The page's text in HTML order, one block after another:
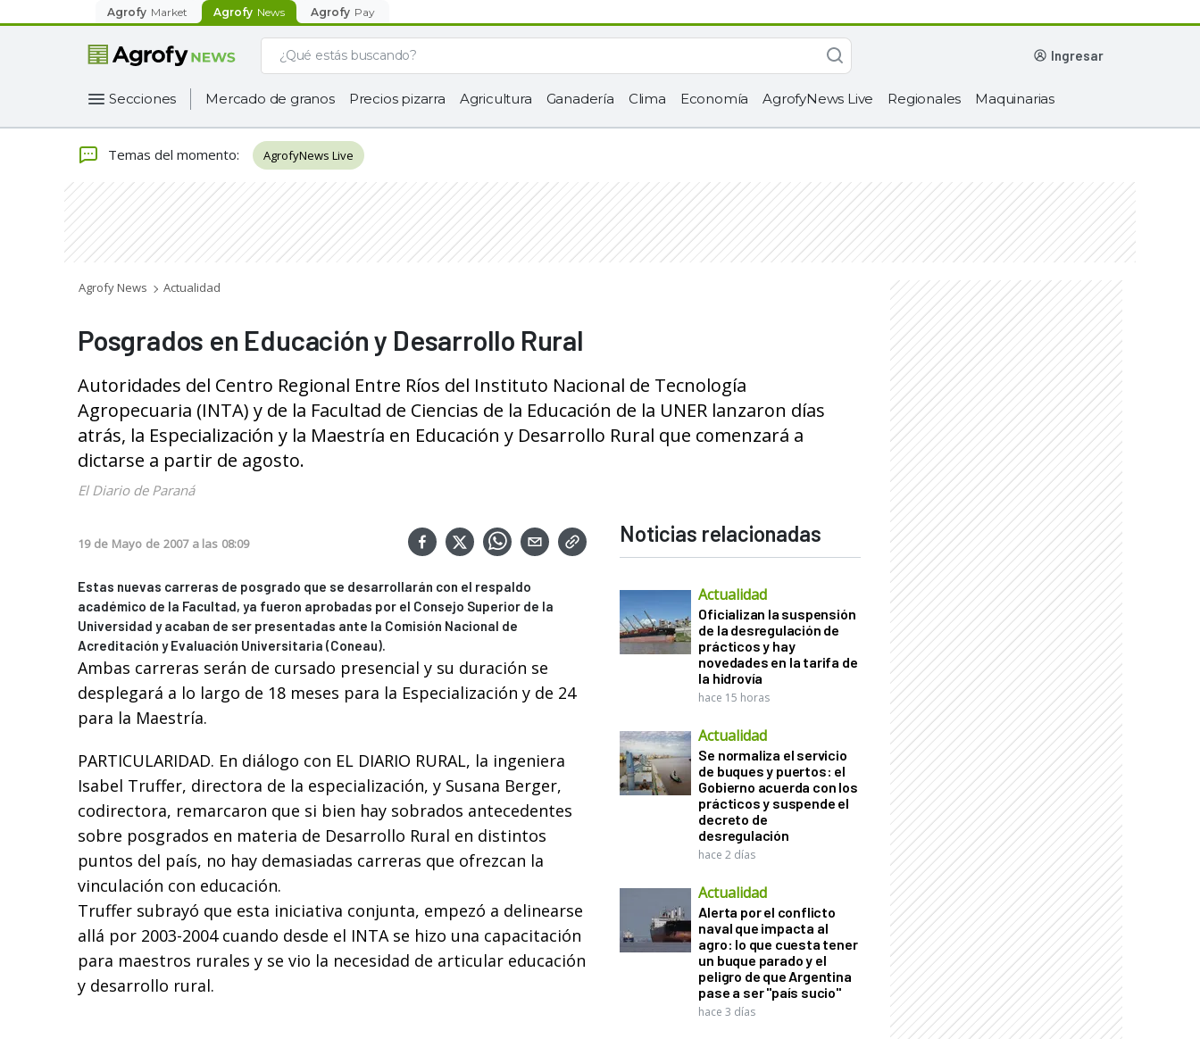
Agrofy Market Agrofy News Agrofy Pay
ingresar
Secciones Mercado de granos Precios pizarra Agricultura Ganadería Clima Economía AgrofyNews Live Regionales Maquinarias
Temas del momento: AgrofyNews Live
Agrofy News Actualidad
Posgrados en Educación y Desarrollo Rural
Autoridades del Centro Regional Entre Ríos del Instituto Nacional de Tecnología
Agropecuaria (INTA) y de la Facultad de Ciencias de la Educación de la UNER lanzaron días
atrás, la Especialización y la Maestría en Educación y Desarrollo Rural que comenzará a
dictarse a partir de agosto.
El Diario de Paraná
19 de Mayo de 2007 a las 08:09
Estas nuevas carreras de posgrado que se desarrollarán con el respaldo
académico de la Facultad, ya fueron aprobadas por el Consejo Superior de la
Universidad y acaban de ser presentadas ante la Comisión Nacional de
Acreditación y Evaluación Universitaria (Coneau).
Ambas carreras serán de cursado presencial y su duración se
desplegará a lo largo de 18 meses para la Especialización y de 24
para la Maestría.
PARTICULARIDAD. En diálogo con EL DIARIO RURAL, la ingeniera
Isabel Truffer, directora de la especialización, y Susana Berger,
codirectora, remarcaron que si bien hay sobrados antecedentes
sobre posgrados en materia de Desarrollo Rural en distintos
puntos del país, no hay demasiadas carreras que ofrezcan la
vinculación con educación.
Truffer subrayó que esta iniciativa conjunta, empezó a delinearse
allá por 2003-2004 cuando desde el INTA se hizo una capacitación
para maestros rurales y se vio la necesidad de articular educación
y desarrollo rural.
Noticias relacionadas
Actualidad
Oficializan la suspensión
de la desregulación de
prácticos y hay
novedades en la tarifa de
la hidrovía
hace 15 horas
Actualidad
Se normaliza el servicio
de buques y puertos: el
Gobierno acuerda con los
prácticos y suspende el
decreto de
desregulación
hace 2 días
Actualidad
Alerta por el conflicto
naval que impacta al
agro: lo que cuesta tener
un buque parado y el
peligro de que Argentina
pase a ser "país sucio"
hace 3 días